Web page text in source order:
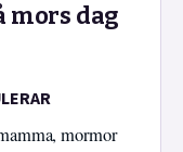
mors dag
mormor